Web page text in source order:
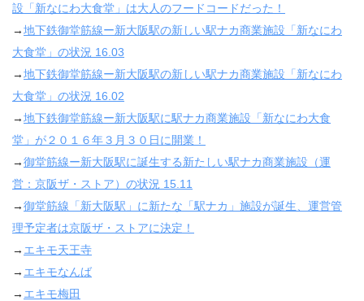
設「新なにわ大食堂」は大人のフードコードだった！
→地下鉄御堂筋線ー新大阪駅の新しい駅ナカ商業施設「新なにわ
大食堂」の状況 16.03
→地下鉄御堂筋線ー新大阪駅の新しい駅ナカ商業施設「新なにわ
大食堂」の状況 16.02
→地下鉄御堂筋線ー新大阪駅に駅ナカ商業施設「新なにわ大食
堂」が２０１６年３月３０日に開業！
→御堂筋線ー新大阪駅に誕生する新たしい駅ナカ商業施設（運
営：京阪ザ・ストア）の状況 15.11
→御堂筋線「新大阪駅」に新たな「駅ナカ」施設が誕生、運営管
理予定者は京阪ザ・ストアに決定！
→ エキモ天王寺
→ エキモなんば
→ エキモ梅田